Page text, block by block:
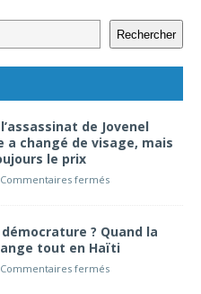
Rechercher
de Jovenel
a changé de visage, mais
le prix
Commentaires fermés
? Quand la
tout en Haïti
Commentaires fermés